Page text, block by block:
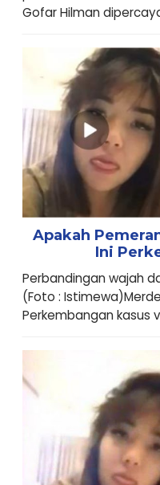
Gofar Hilman
Apakah
Ini
Perbandingan wajah
(Foto :
Perkembangan kasus